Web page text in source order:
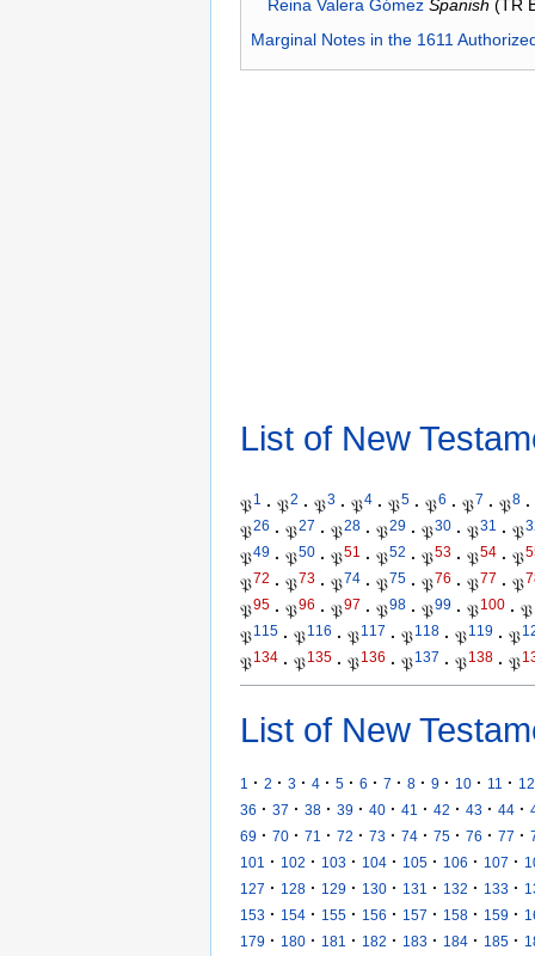
Reina Valera Gómez Spanish (TR
Marginal Notes in the 1611
List of New
𝔓1 · 𝔓2 · 𝔓3 · 𝔓4 · 𝔓5 · 𝔓6 · 𝔓7 · 𝔓8 ·
𝔓26 · 𝔓27 · 𝔓28 · 𝔓29 · 𝔓30 · 𝔓31 · 𝔓
𝔓49 · 𝔓50 · 𝔓51 · 𝔓52 · 𝔓53 · 𝔓54 · 𝔓
𝔓72 · 𝔓73 · 𝔓74 · 𝔓75 · 𝔓76 · 𝔓77 · 𝔓
𝔓95 · 𝔓96 · 𝔓97 · 𝔓98 · 𝔓99 · 𝔓100 · 𝔓
𝔓115 · 𝔓116 · 𝔓117 · 𝔓118 · 𝔓119 · 𝔓
𝔓134 · 𝔓135 · 𝔓136 · 𝔓137 · 𝔓138 · 𝔓
List of New
1 · 2 · 3 · 4 · 5 · 6 · 7 · 8 · 9 · 10 · 11 · 12
36 · 37 · 38 · 39 · 40 · 41 · 42 · 43 · 44 ·
69 · 70 · 71 · 72 · 73 · 74 · 75 · 76 · 77 ·
101
· 102 · 103 · 104 · 105 · 106 · 107 ·
127 · 128 · 129 · 130 · 131 · 132 · 133 ·
153 · 154 · 155 · 156 · 157 · 158 · 159 ·
179 · 180 · 181 · 182 · 183 · 184 · 185 ·